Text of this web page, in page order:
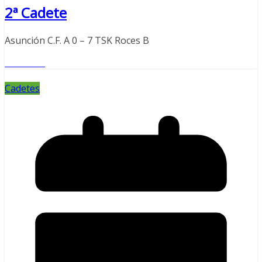
2ª Cadete
Asunción C.F. A 0 – 7 TSK Roces B
Cadetes